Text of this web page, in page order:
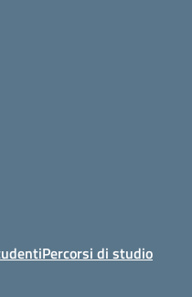
Percorsi di studio